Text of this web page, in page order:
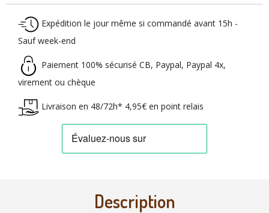
Expédition le jour même si commandé avant 15h -
Sauf week-end
Paiement 100% sécurisé CB, Paypal, Paypal 4x,
virement ou chèque
Livraison en 48/72h* 4,95€ en point relais
Description